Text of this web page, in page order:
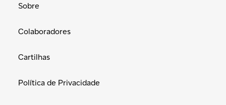
Sobre
Colaboradores
Cartilhas
Política de Privacidade